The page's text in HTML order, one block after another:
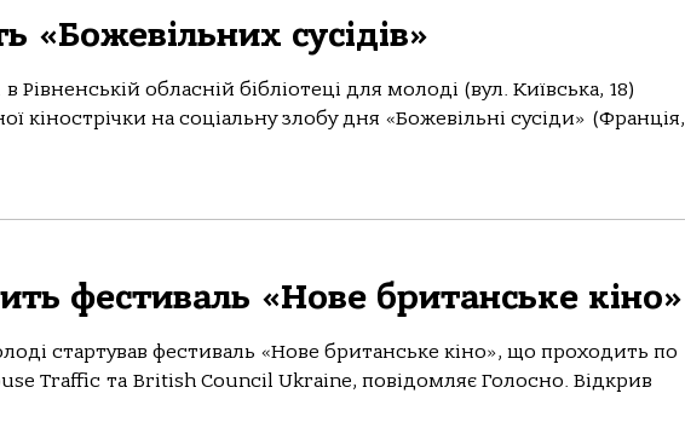
«Божевільних сусідів»
Рівненській обласній бібліотеці для молоді (вул. Київська, 18)
кінострічки на соціальну злобу дня «Божевільні сусіди» (Франція,
фестиваль «Нове британське кіно»
стартував фестиваль «Нове британське кіно», що проходить по
Traffic та British Council Ukraine, повідомляє Голосно. Відкрив